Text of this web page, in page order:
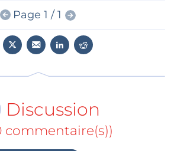
Page 1 / 1
Discussion
commentaire(s))